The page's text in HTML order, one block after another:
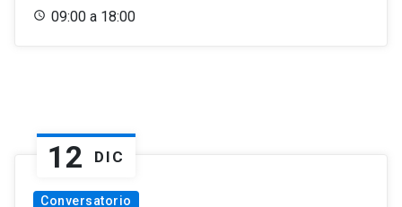
09:00 a 18:00
12 DIC
Conversatorio